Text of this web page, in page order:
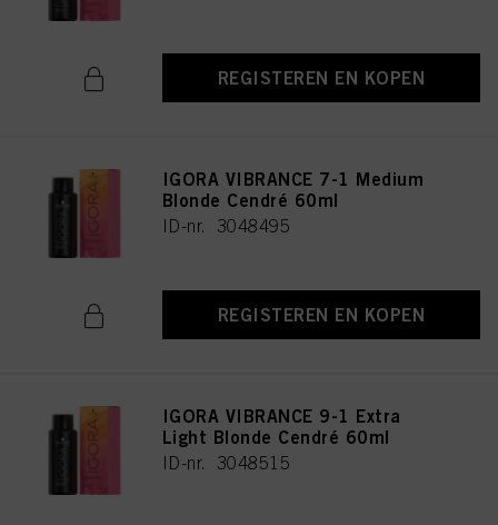
REGISTEREN EN KOPEN
IGORA VIBRANCE 7-1 Medium
Blonde Cendré 60ml
ID-nr. 3048495
REGISTEREN EN KOPEN
IGORA VIBRANCE 9-1 Extra
Light Blonde Cendré 60ml
ID-nr. 3048515